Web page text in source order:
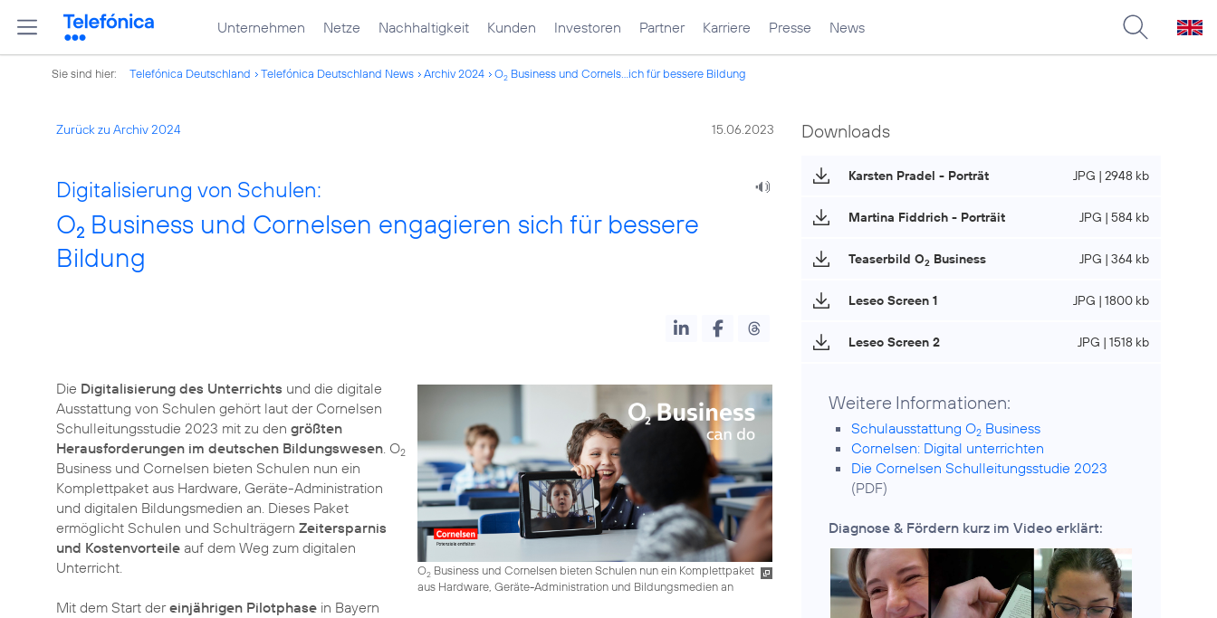
Unternehmen Netze Nachhaltigkeit Kunden Investoren Partner Karriere Presse News
Sie sind hier: Telefónica Deutschland Telefónica Deutschland News Archiv 2024 O2 Business und Cornels...ich für bessere Bildung
Zurück zu Archiv 2024 15.06.2023
Digitalisierung von Schulen:
O2 Business und Cornelsen engagieren sich für bessere
Bildung
O2Business und Cornelsen bieten Schulen nun ein Komplettpaket
aus Hardware, Geräte-Administration und Bildungsmedien an
Die Digitalisierung des Unterrichts und die digitale
Ausstattung von Schulen gehört laut der Cornelsen
Schulleitungsstudie 2023 mit zu den größten
Herausforderungen im deutschen Bildungswesen. O2
Business und Cornelsen bieten Schulen nun ein
Komplettpaket aus Hardware, Geräte-Administration
und digitalen Bildungsmedien an. Dieses Paket
ermöglicht Schulen und Schulträgern Zeitersparnis
und Kostenvorteile auf dem Weg zum digitalen
Unterricht.
Mit dem Start dereinjährigen Pilotphase in Bayern
Downloads
Karsten Pradel - Porträt JPG | 2948 kb
Martina Fiddrich - Porträit JPG | 584 kb
Teaserbild O2 Business JPG | 364 kb
Leseo Screen 1 JPG | 1800 kb
Leseo Screen 2 JPG | 1518 kb
Weitere Informationen:
Schulausstattung O2 Business
Cornelsen: Digital unterrichten
Die Cornelsen Schulleitungsstudie 2023
(PDF)
Diagnose & Fördern kurz im Video erklärt: